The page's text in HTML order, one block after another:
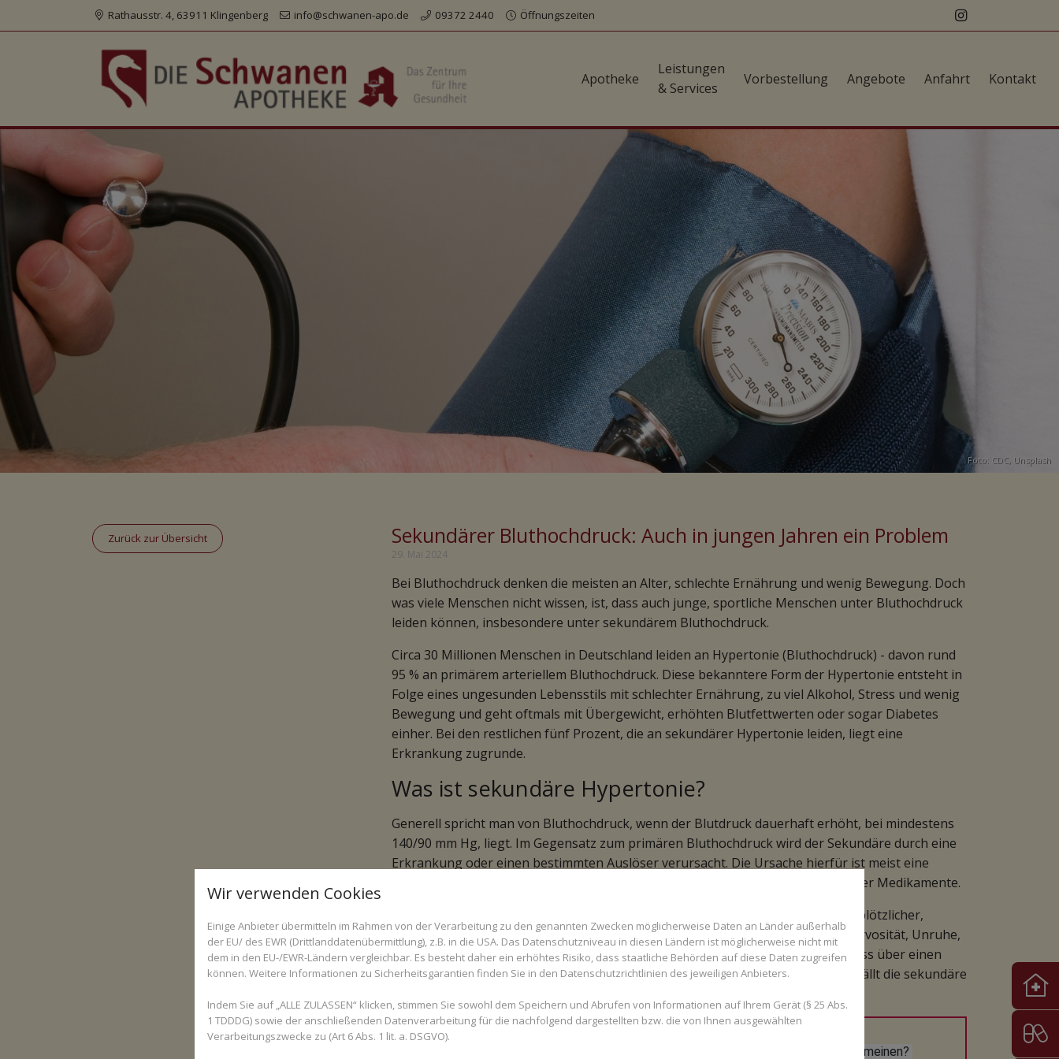
Rathausstr. 4, 63911 Klingenberg info@schwanen-apo.de 09372 2440 Öffnungszeiten
Apotheke
Leistungen
& Services
Vorbestellung Angebote Anfahrt Kontakt
Foto: CDC, Unsplash
Zurück zur Übersicht Sekundärer Bluthochdruck: Auch in jungen Jahren ein Problem
29. Mai 2024
Bei Bluthochdruck denken die meisten an Alter, schlechte Ernährung und wenig Bewegung. Doch
was viele Menschen nicht wissen, ist, dass auch junge, sportliche Menschen unter Bluthochdruck
leiden können, insbesondere unter sekundärem Bluthochdruck.
Circa 30 Millionen Menschen in Deutschland leiden an Hypertonie (Bluthochdruck) - davon rund
95 % an primärem arteriellem Bluthochdruck. Diese bekanntere Form der Hypertonie entsteht in
Folge eines ungesunden Lebensstils mit schlechter Ernährung, zu viel Alkohol, Stress und wenig
Bewegung und geht oftmals mit Übergewicht, erhöhten Blutfettwerten oder sogar Diabetes
einher. Bei den restlichen fünf Prozent, die an sekundärer Hypertonie leiden, liegt eine
Erkrankung zugrunde.
Was ist sekundäre Hypertonie?
Generell spricht man von Bluthochdruck, wenn der Blutdruck dauerhaft erhöht, bei mindestens
140/90 mm Hg, liegt. Im Gegensatz zum primären Bluthochdruck wird der Sekundäre durch eine
Erkrankung oder einen bestimmten Auslöser verursacht. Die Ursache hierfür ist meist eine
Nierenerkrankung, eine Herzerkrankung, eine Störung im Hormonhaushalt oder Medikamente.
Sekundäre Hypertonie ist oftmals nicht leicht zu erkennen. Die Symptome sind plötzlicher,
heftiger morgendlicher Schwindel, starke Kopfschmerzen, Schlafstörungen, Nervosität, Unruhe,
Nasenbluten, Kurzatmigkeit oder Übelkeit. Um Bluthochdruck zu erkennen, muss über einen
längeren Zeitraum hinweg regelmäßig der Blutdruck gemessen werden. Meist fällt die sekundäre
Sie haben Fragen zum Thema sekundäre Hypertonie oder Bluthochdruck im Allgemeinen?
Wir verwenden Cookies
Einige Anbieter übermitteln im Rahmen von der Verarbeitung zu den genannten Zwecken möglicherweise Daten an Länder außerhalb
der EU/ des EWR (Drittlanddatenübermittlung), z.B. in die USA. Das Datenschutzniveau in diesen Ländern ist möglicherweise nicht mit
dem in den EU-/EWR-Ländern vergleichbar. Es besteht daher ein erhöhtes Risiko, dass staatliche Behörden auf diese Daten zugreifen
können. Weitere Informationen zu Sicherheitsgarantien finden Sie in den Datenschutzrichtlinien des jeweiligen Anbieters.
Indem Sie auf „ALLE ZULASSEN“ klicken, stimmen Sie sowohl dem Speichern und Abrufen von Informationen auf Ihrem Gerät (§ 25 Abs.
1 TDDDG) sowie der anschließenden Datenverarbeitung für die nachfolgend dargestellten bzw. die von Ihnen ausgewählten
Verarbeitungszwecke zu (Art 6 Abs. 1 lit. a. DSGVO).